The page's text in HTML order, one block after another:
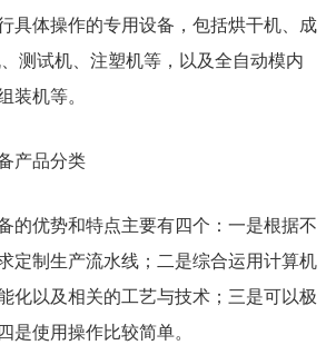
具体操作的专用设备，包括烘干机、成
测试机、注塑机等，以及全自动模内
装机等。
产品分类
的优势和特点主要有四个：一是根据不
定制生产流水线；二是综合运用计算机
化以及相关的工艺与技术；三是可以极
是使用操作比较简单。